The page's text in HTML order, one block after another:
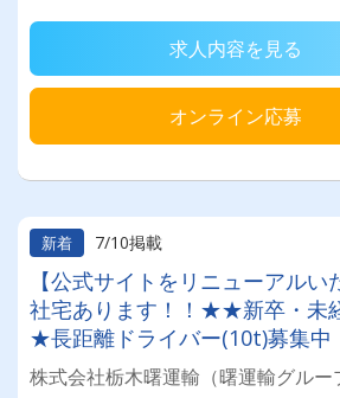
求人内容を見る
オンライン応募
新着 7/10掲載
【公式サイトをリニューアル
社宅あります！！★★新卒・未
★長距離ドライバー(10t)募集中
株式会社栃木曙運輸（曙運輸グルー